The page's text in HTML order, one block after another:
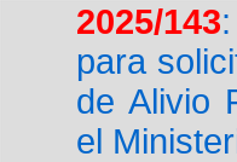
2025/143
para
de Alivio
el